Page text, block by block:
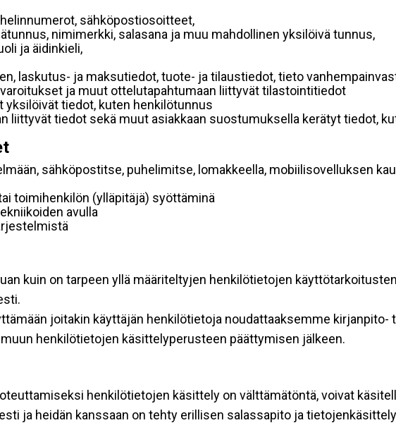
sähköpostiosoitteet,
nimimerkki, salasana ja muu mahdollinen yksilöivä tunnus,
ja äidinkieli,
laskutus- ja maksutiedot, tuote- ja tilaustiedot, tieto
ja muut ottelutapahtumaan liittyvät tilastointitiedot
yksilöivät tiedot, kuten henkilötunnus
liittyvät tiedot sekä muut asiakkaan suostumuksella kerätyt tiedot,
sähköpostitse, puhelimitse, lomakkeella, mobiilisovelluksen
toimihenkilön (ylläpitäjä) syöttäminä
avulla
kuin on tarpeen yllä määriteltyjen henkilötietojen
joitakin käyttäjän henkilötietoja noudattaaksemme kirjanpito-
henkilötietojen käsittelyperusteen päättymisen jälkeen.
henkilötietojen käsittely on välttämätöntä, voivat
ja heidän kanssaan on tehty erillisen salassapito ja